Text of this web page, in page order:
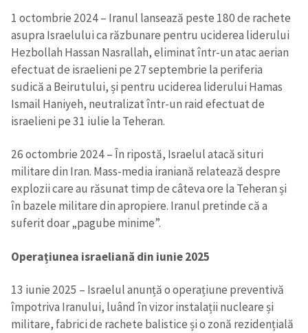
1 octombrie 2024 – Iranul lansează peste 180 de rachete
asupra Israelului ca răzbunare pentru uciderea liderului
Hezbollah Hassan Nasrallah, eliminat într-un atac aerian
efectuat de israelieni pe 27 septembrie la periferia
sudică a Beirutului, și pentru uciderea liderului Hamas
Ismail Haniyeh, neutralizat într-un raid efectuat de
israelieni pe 31 iulie la Teheran.
26 octombrie 2024 – În ripostă, Israelul atacă situri
militare din Iran. Mass-media iraniană relatează despre
explozii care au răsunat timp de câteva ore la Teheran și
în bazele militare din apropiere. Iranul pretinde că a
suferit doar „pagube minime”.
Operațiunea israeliană din iunie 2025
13 iunie 2025 – Israelul anunță o operațiune preventivă
împotriva Iranului, luând în vizor instalații nucleare și
militare, fabrici de rachete balistice și o zonă rezidențială